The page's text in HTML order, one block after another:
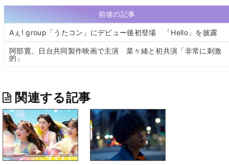
前後の記事
Aぇ! group「うたコン」にデビュー後初登場 「Hello」を披露
阿部寛、日台共同製作映画で主演 菜々緒と初共演「⾮常に刺激
的」
関連する記事